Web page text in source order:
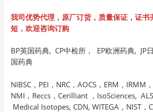
我司优势代理，原厂订货，质量保证，证书
短，欢迎咨询订购
BP英国药典, CP中检所， EP欧洲药典, JP
国药典
NIBSC，PEI，NRC，AOCS，ERM，IRMM，
NMI，Reccs，Cerilliant ，IsoSciences,
Medical Isotopes, CDN, WITEGA，NIST，